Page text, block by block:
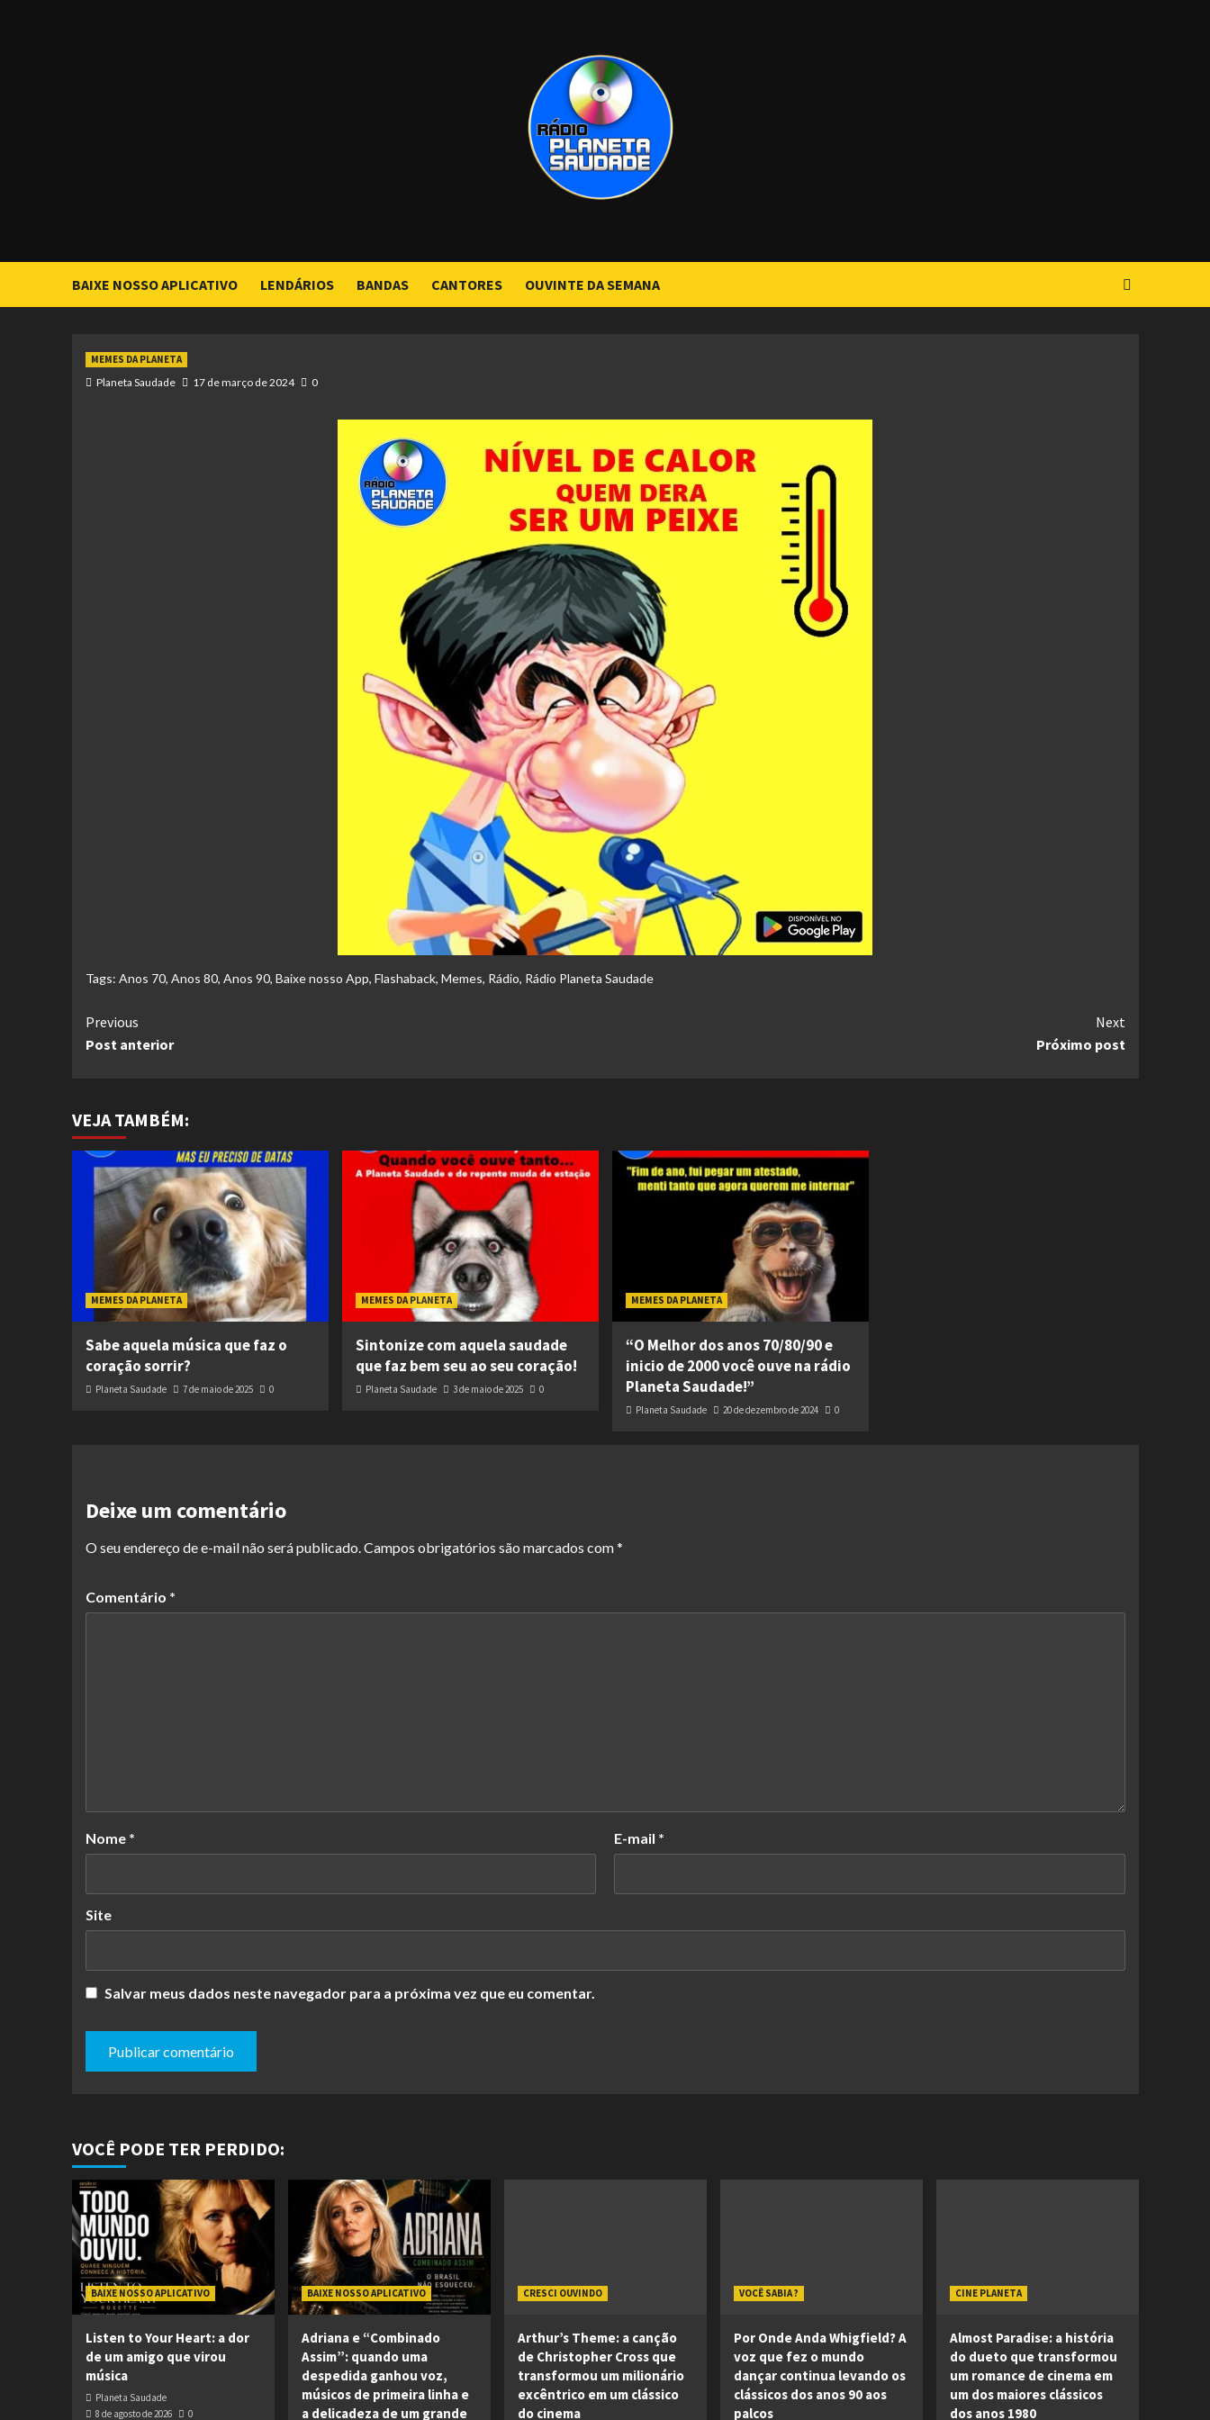
BAIXE NOSSO APLICATIVO LENDÁRIOS BANDAS CANTORES OUVINTE DA SEMANA
MEMES DA PLANETA
Planeta Saudade 17 de março de 2024 0
Tags: Anos 70, Anos 80, Anos 90, Baixe nosso App, Flashaback, Memes, Rádio, Rádio Planeta Saudade
Continue
Reading
Previous
Post anterior
Next
Próximo post
VEJA TAMBÉM:
MEMES DA PLANETA
Sabe aquela música que faz o
coração sorrir?
Planeta Saudade 7 de maio de 2025 0
MEMES DA PLANETA
Sintonize com aquela saudade
que faz bem seu ao seu coração!
Planeta Saudade 3 de maio de 2025 0
MEMES DA PLANETA
“O Melhor dos anos 70/80/90 e
inicio de 2000 você ouve na rádio
Planeta Saudade!”
Planeta Saudade 20 de dezembro de 2024 0
Deixe um comentário
O seu endereço de e-mail não será publicado.Campos obrigatórios são marcados com*
Comentário *
Nome * E-mail *
Site
Salvar meus dados neste navegador para a próxima vez que eu comentar.
VOCÊ PODE TER PERDIDO:
BAIXE NOSSO APLICATIVO
Listen to Your Heart: a dor
de um amigo que virou
música
Planeta Saudade
8 de agosto de 2026
0
BAIXE NOSSO APLICATIVO
Adriana e “Combinado
Assim”: quando uma
despedida ganhou voz,
músicos de primeira linha e
a delicadeza de um grande
CRESCI OUVINDO
Arthur’s Theme: a canção
de Christopher Cross que
transformou um milionário
excêntrico em um clássico
do cinema
VOCÊ SABIA ?
Por Onde Anda Whigfield? A
voz que fez o mundo
dançar continua levando os
clássicos dos anos 90 aos
palcos
CINE PLANETA
Almost Paradise: a história
do dueto que transformou
um romance de cinema em
um dos maiores clássicos
dos anos 1980